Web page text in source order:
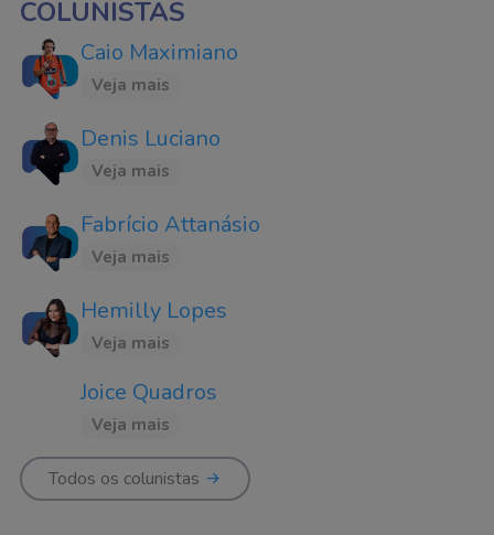
COLUNISTAS
Caio Maximiano
Veja mais
Denis Luciano
Veja mais
Fabrício Attanásio
Veja mais
Hemilly Lopes
Veja mais
Joice Quadros
Veja mais
Todos os colunistas